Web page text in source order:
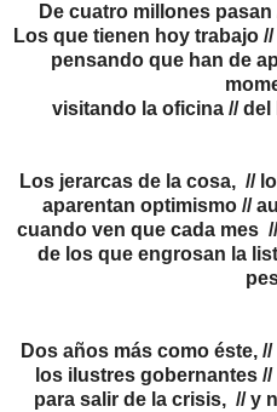
De cuatro millones
Los que tienen hoy trabajo
pensando que han de
visitando la oficina // del
Los jerarcas de la cosa, //
aparentan optimismo //
cuando ven que cada mes
de los que engrosan la
Dos años más como éste,
los ilustres gobernantes
para salir de la crisis, // y